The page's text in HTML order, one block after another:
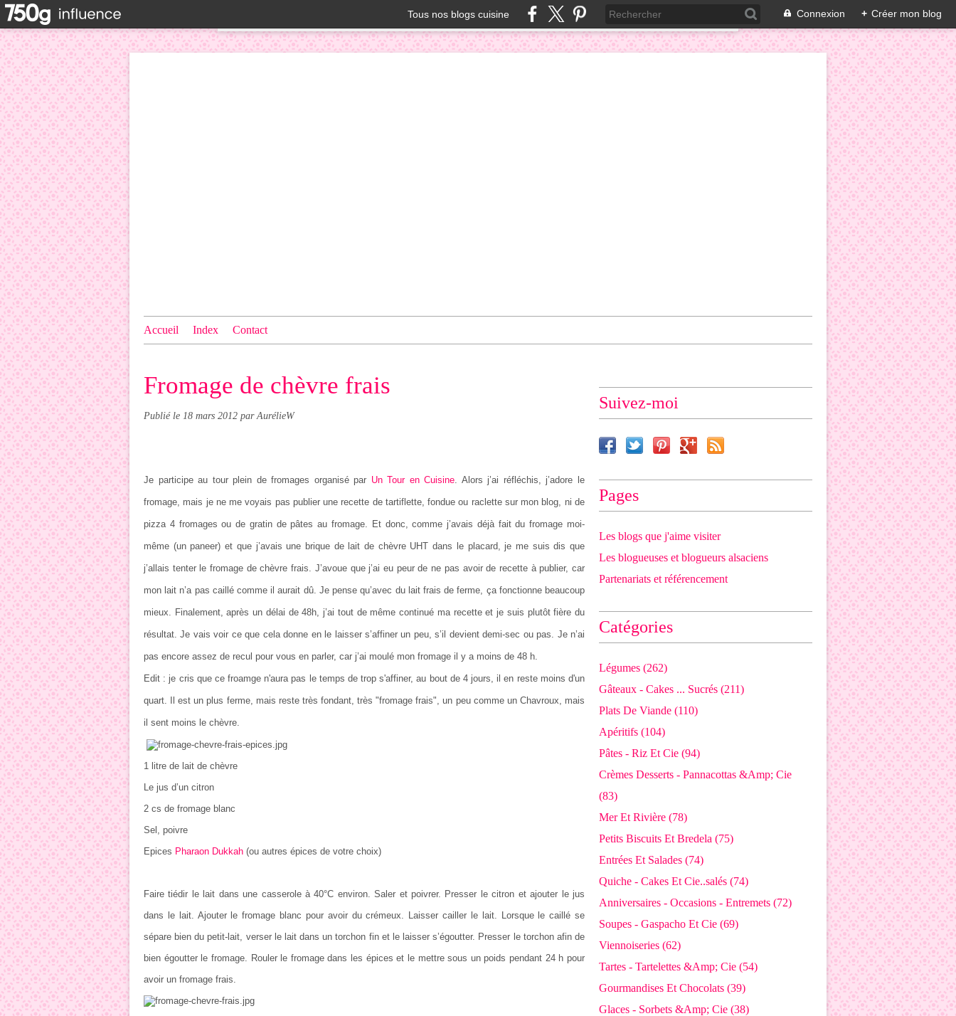
Tous nos blogs cuisine Connexion + Créer mon blog
Accueil Index Contact
Fromage de chèvre frais
Publié le 18 mars 2012 par AurélieW
Je participe au tour plein de fromages organisé par Un Tour en Cuisine. Alors j’ai réfléchis, j’adore le
fromage, mais je ne me voyais pas publier une recette de tartiflette, fondue ou raclette sur mon blog, ni de
pizza 4 fromages ou de gratin de pâtes au fromage. Et donc, comme j’avais déjà fait du fromage moi-
même (un paneer) et que j’avais une brique de lait de chèvre UHT dans le placard, je me suis dis que
j’allais tenter le fromage de chèvre frais. J’avoue que j’ai eu peur de ne pas avoir de recette à publier, car
mon lait n’a pas caillé comme il aurait dû. Je pense qu’avec du lait frais de ferme, ça fonctionne beaucoup
mieux. Finalement, après un délai de 48h, j’ai tout de même continué ma recette et je suis plutôt fière du
résultat. Je vais voir ce que cela donne en le laisser s’affiner un peu, s’il devient demi-sec ou pas. Je n’ai
pas encore assez de recul pour vous en parler, car j’ai moulé mon fromage il y a moins de 48 h.
Edit : je cris que ce froamge n'aura pas le temps de trop s'affiner, au bout de 4 jours, il en reste moins d'un
quart. Il est un plus ferme, mais reste très fondant, très "fromage frais", un peu comme un Chavroux, mais
il sent moins le chèvre.
1 litre de lait de chèvre
Le jus d’un citron
2 cs de fromage blanc
Sel, poivre
Epices Pharaon Dukkah (ou autres épices de votre choix)
Faire tiédir le lait dans une casserole à 40°C environ. Saler et poivrer. Presser le citron et ajouter le jus
dans le lait. Ajouter le fromage blanc pour avoir du crémeux. Laisser cailler le lait. Lorsque le caillé se
sépare bien du petit-lait, verser le lait dans un torchon fin et le laisser s’égoutter. Presser le torchon afin de
bien égoutter le fromage. Rouler le fromage dans les épices et le mettre sous un poids pendant 24 h pour
avoir un fromage frais.
Suivez-moi
Pages
Les blogs que j'aime visiter
Les blogueuses et blogueurs alsaciens
Partenariats et référencement
Catégories
Légumes (262)
Gâteaux - Cakes ... Sucrés (211)
Plats De Viande (110)
Apéritifs (104)
Pâtes - Riz Et Cie (94)
Crèmes Desserts - Pannacottas &Amp; Cie
(83)
Mer Et Rivière (78)
Petits Biscuits Et Bredela (75)
Entrées Et Salades (74)
Quiche - Cakes Et Cie..salés (74)
Anniversaires - Occasions - Entremets (72)
Soupes - Gaspacho Et Cie (69)
Viennoiseries (62)
Tartes - Tartelettes &Amp; Cie (54)
Gourmandises Et Chocolats (39)
Glaces - Sorbets &Amp; Cie (38)